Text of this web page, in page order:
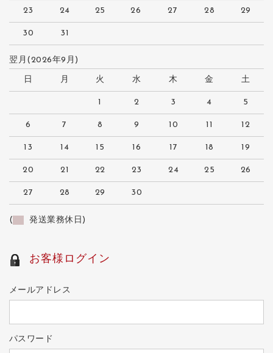
23 24 25 26 27 28 29
30 31
翌月(2026年9月)
日 月 火 水 木 金 土
1 2 3 4 5
6 7 8 9 10 11 12
13 14 15 16 17 18 19
20 21 22 23 24 25 26
27 28 29 30
( 発送業務休日)
お客様ログイン
メールアドレス
パスワード